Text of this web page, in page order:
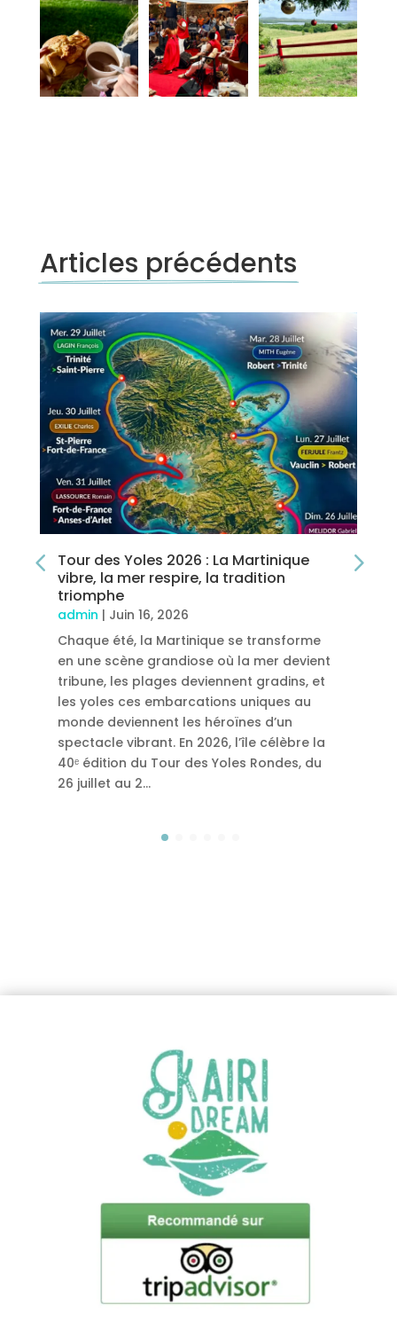
Articles précédents
Tour des Yoles 2026 : La Martinique
vibre, la mer respire, la tradition
triomphe
admin | Juin 16, 2026
Chaque été, la Martinique se transforme
en une scène grandiose où la mer devient
tribune, les plages deviennent gradins, et
les yoles ces embarcations uniques au
monde deviennent les héroïnes d’un
spectacle vibrant. En 2026, l’île célèbre la
40ᵉ édition du Tour des Yoles Rondes, du
26 juillet au 2…